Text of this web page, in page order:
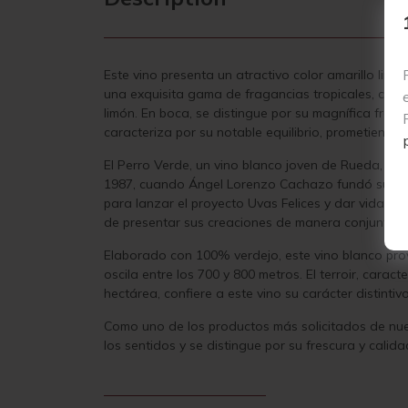
Este vino presenta un atractivo color amarillo
una exquisita gama de fragancias tropicales,
limón. En boca, se distingue por su magnífica
caracteriza por su notable equilibrio, prometiendo
El Perro Verde, un vino blanco joven de Rueda,
1987, cuando Ángel Lorenzo Cachazo fundó su
para lanzar el proyecto Uvas Felices y dar vida a
de presentar sus creaciones de manera conjunta.
Elaborado con 100% verdejo, este vino blanco
oscila entre los 700 y 800 metros. El terroir,
hectárea, confiere a este vino su carácter
Como uno de los productos más solicitados de
los sentidos y se distingue por su frescura y